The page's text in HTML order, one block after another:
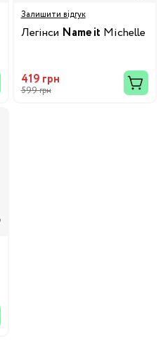
Залишити відгук
Легінси Name it Michelle
419 грн
599 грн